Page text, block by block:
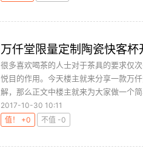
万仟堂限量定制陶瓷快客杯
很多喜欢喝茶的人士对于茶具的要求仅
悦目的作用。今天楼主就来分享一款万
解，那么正文中楼主就来为大家做一个
2017-10-30 10:11
值！ +0
不值 -0